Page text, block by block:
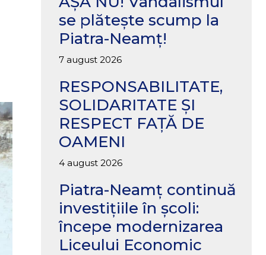
se plătește scump la
Piatra-Neamț!
7 august 2026
RESPONSABILITATE,
SOLIDARITATE ȘI
RESPECT FAȚĂ DE
OAMENI
4 august 2026
Piatra-Neamț continuă
investițiile în școli:
începe modernizarea
Liceului Economic